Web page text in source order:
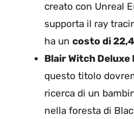
creato con Unreal
supporta il ray
ha un costo di
Blair Witch Deluxe
questo titolo
ricerca di un
nella foresta di